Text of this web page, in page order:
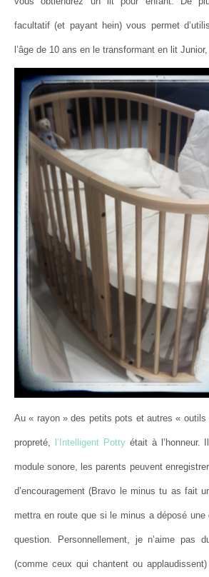
facultatif (et payant hein) vous permet
l’âge de 10 ans en le transformant en lit
Au « rayon » des petits pots et autres « outils
propreté, l’Intelligent Pottyétait à l’honneur.
module sonore, les parents peuvent
d’encouragement (Bravo le minus tu as fait
mettra en route que si le minus a déposé
question. Personnellement, je n’aime pas
(comme ceux qui chantent ou